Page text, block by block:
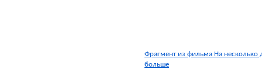
Фрагмент из фильма На несколько
больше